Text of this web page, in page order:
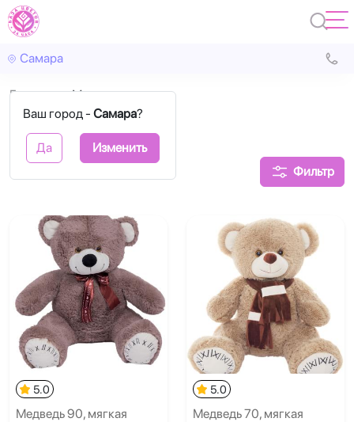
Самара
Ваш город - Самара?
Да Изменить
Главная Мягкие игрушки
Мягкие игрушки
Фильтр
5.0
Медведь 90, мягкая
5.0
Медведь 70, мягкая